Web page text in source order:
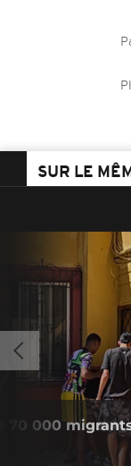
SUR LE
70 000